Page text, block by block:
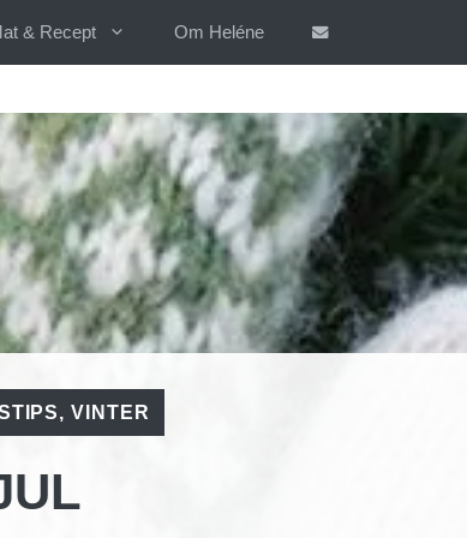
& Recept Om Heléne
,VINTER